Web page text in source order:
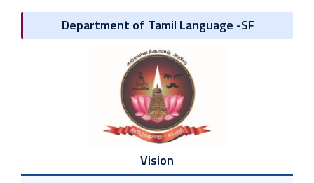
Department of Tamil Language -SF
Vision